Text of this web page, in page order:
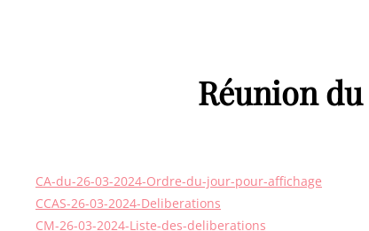
Réunion du
CA-du-26-03-2024-Ordre-du-jour-pour-affichage
CCAS-26-03-2024-Deliberations
CM-26-03-2024-Liste-des-deliberations